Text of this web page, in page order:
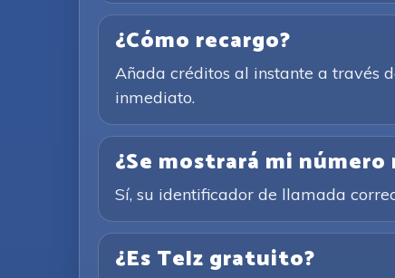
¿Cómo recargo?
Añada créditos al instante a través
inmediato.
¿Se mostrará mi
Sí, su identificador de llamada
¿Es Telz gratuito?